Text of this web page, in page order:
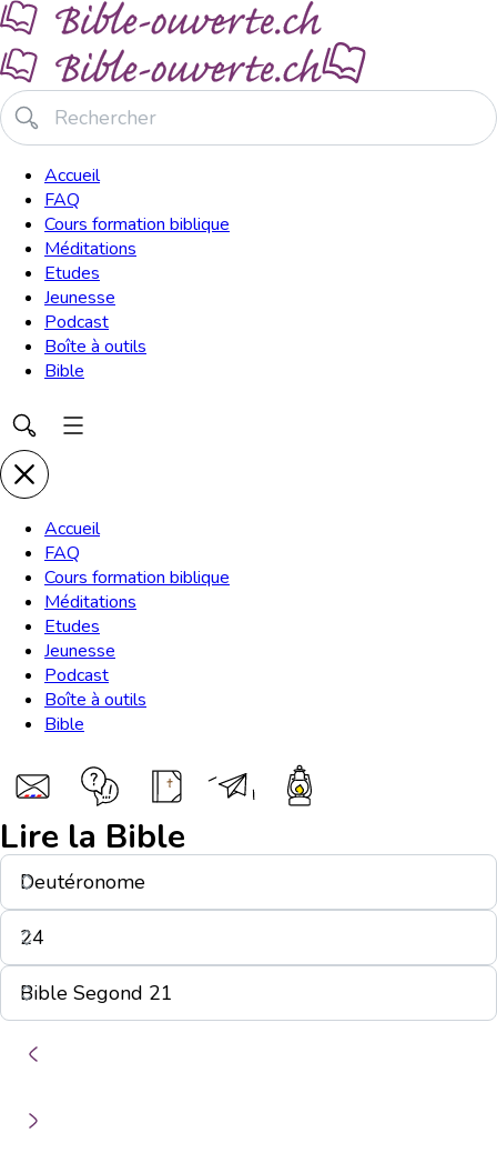
Accueil
FAQ
Cours formation biblique
Méditations
Etudes
Jeunesse
Podcast
Boîte à outils
Bible
Accueil
FAQ
Cours formation biblique
Méditations
Etudes
Jeunesse
Podcast
Boîte à outils
Bible
Lire la Bible